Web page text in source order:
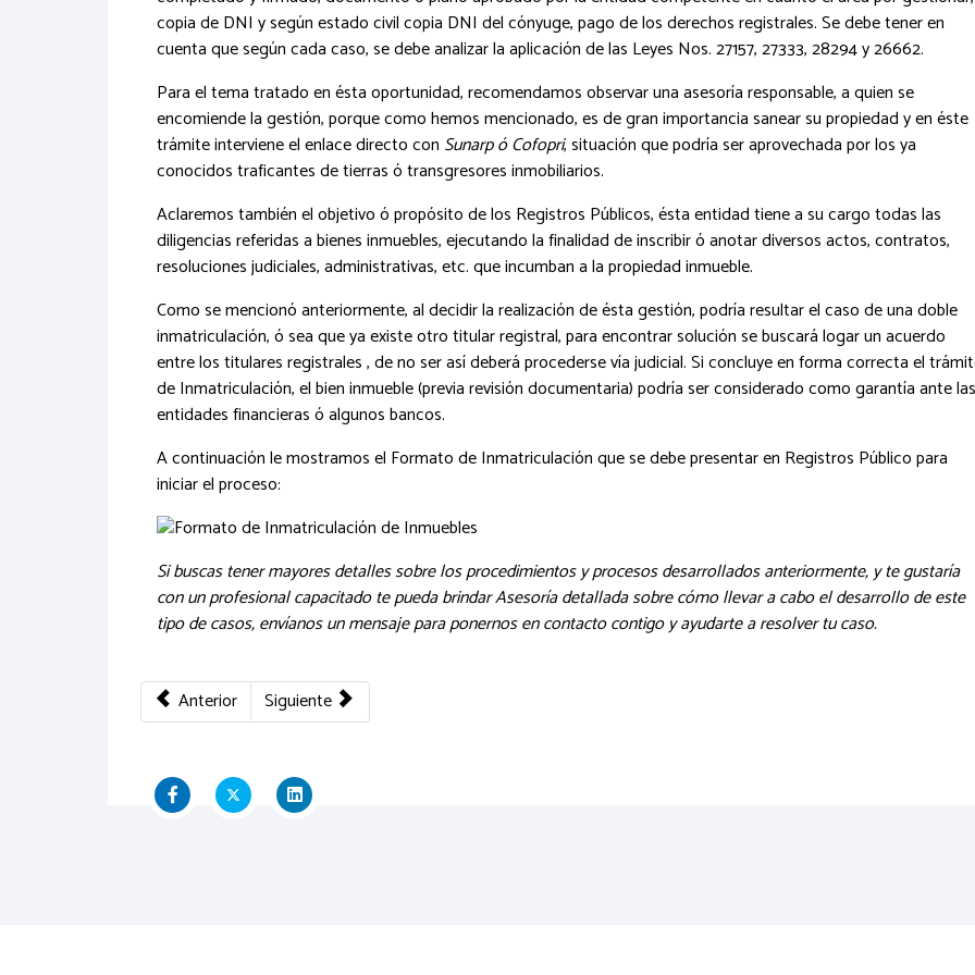
copia de DNI y según estado civil copia DNI del cónyuge, pago de los derechos registrales. Se debe tener en
cuenta que según cada caso, se debe analizar la aplicación de las Leyes Nos. 27157, 27333, 28294 y 26662.
Para el tema tratado en ésta oportunidad, recomendamos observar una asesoría responsable, a quien se
encomiende la gestión, porque como hemos mencionado, es de gran importancia sanear su propiedad y en éste
trámite interviene el enlace directo con Sunarp ó Cofopri, situación que podría ser aprovechada por los ya
conocidos traficantes de tierras ó transgresores inmobiliarios.
Aclaremos también el objetivo ó propósito de los Registros Públicos, ésta entidad tiene a su cargo todas las
diligencias referidas a bienes inmuebles, ejecutando la finalidad de inscribir ó anotar diversos actos, contratos,
resoluciones judiciales, administrativas, etc. que incumban a la propiedad inmueble.
Como se mencionó anteriormente, al decidir la realización de ésta gestión, podría resultar el caso de una doble
inmatriculación, ó sea que ya existe otro titular registral, para encontrar solución se buscará logar un acuerdo
entre los titulares registrales , de no ser así deberá procederse vía judicial. Si concluye en forma correcta el
de Inmatriculación, el bien inmueble (previa revisión documentaria) podría ser considerado como garantía ante las
entidades financieras ó algunos bancos.
A continuación le mostramos el Formato de Inmatriculación que se debe presentar en Registros Público para
iniciar el proceso:
Si buscas tener mayores detalles sobre los procedimientos y procesos desarrollados anteriormente, y te gustaría
con un profesional capacitado te pueda brindar Asesoría detallada sobre cómo llevar a cabo el desarrollo de este
tipo de casos, envíanos un mensaje para ponernos en contacto contigo y ayudarte a resolver tu caso.
Artículo anterior: Tipos de inmatriculación de inmuebles según caso en el Perú
Anterior Artículo siguiente: Sepa cómo protejer su inmueble de cualquier tipo de estafa inmobiliaria! [Ley
Siguiente